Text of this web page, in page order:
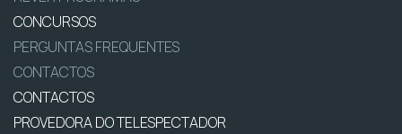
CONCURSOS
PERGUNTAS FREQUENTES
CONTACTOS
CONTACTOS
PROVEDORA DO TELESPECTADOR